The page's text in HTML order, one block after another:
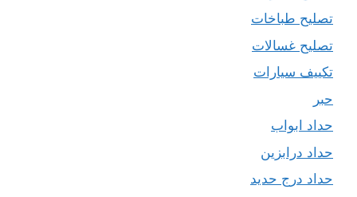
تصليح طباخات
تصليح غسالات
تكييف سيارات
حبر
حداد ابواب
حداد درابزين
حداد درج حديد